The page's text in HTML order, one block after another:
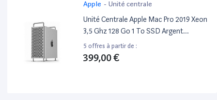
Apple - Unité centrale
Unité Centrale Apple Mac Pro 2019 Xeon
3,5 Ghz 128 Go 1 To SSD Argent
Reconditionné
5 offres à partir de :
399,00 €